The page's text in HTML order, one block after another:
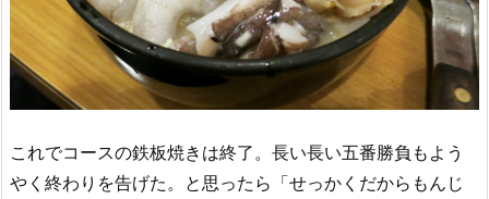
これでコースの鉄板焼きは終了。長い長い五番勝負もよう
やく終わりを告げた。と思ったら「せっかくだからもんじ